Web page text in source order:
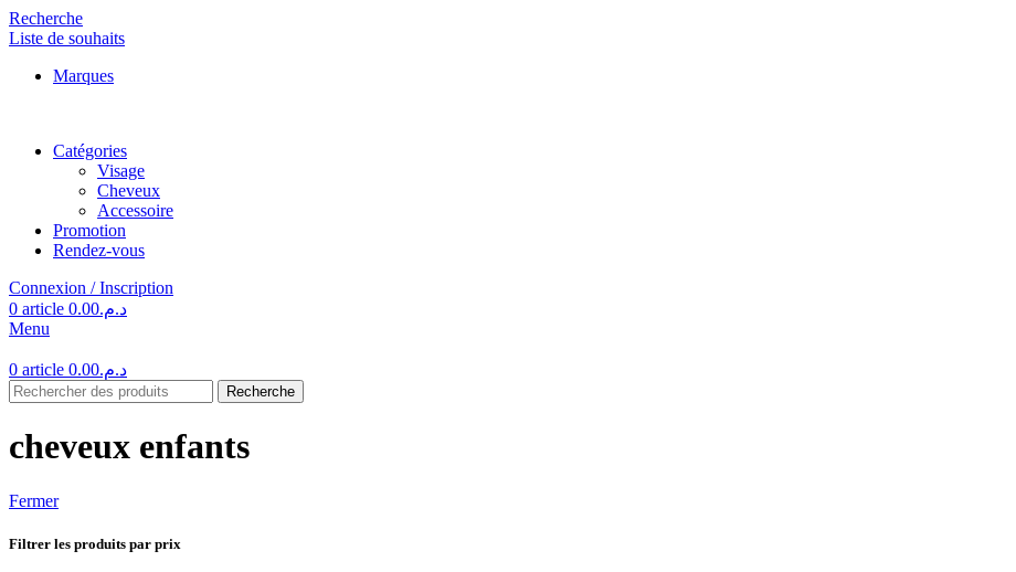
Recherche
Liste de souhaits
Marques
Catégories
Visage
Cheveux
Accessoire
Promotion
Rendez-vous
Connexion / Inscription
0 article د.م.0.00
Menu
0 article د.م.0.00
Recherche
cheveux enfants
Fermer
Filtrer les produits par prix